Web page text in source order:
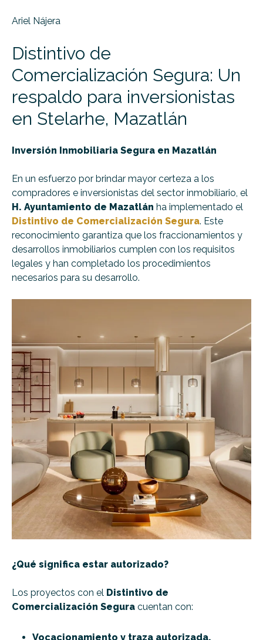
Ariel Nájera
Distintivo de
Comercialización Segura: Un
respaldo para inversionistas
en Stelarhe, Mazatlán
Inversión Inmobiliaria Segura en Mazatlán
En un esfuerzo por brindar mayor certeza a los
compradores e inversionistas del sector inmobiliario, el
H. Ayuntamiento de Mazatlán ha implementado el
Distintivo de Comercialización Segura. Este
reconocimiento garantiza que los fraccionamientos y
desarrollos inmobiliarios cumplen con los requisitos
legales y han completado los procedimientos
necesarios para su desarrollo.
¿Qué significa estar autorizado?
Los proyectos con el Distintivo de
Comercialización Segura cuentan con:
Vocacionamiento y traza autorizada.